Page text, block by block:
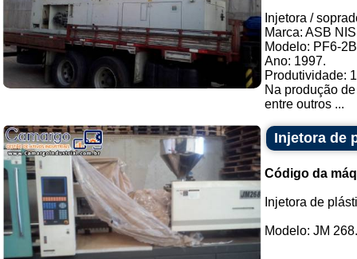
Injetora /
Marca: ASB
Modelo: PF6-
Ano: 1997.
Produtividade:
Na produção
entre outros ...
Injetora de
Código da
Injetora de
Modelo: JM